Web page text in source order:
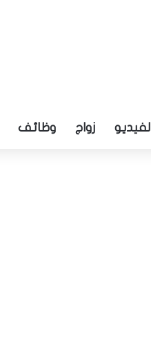
الفيديو زواج وظائف